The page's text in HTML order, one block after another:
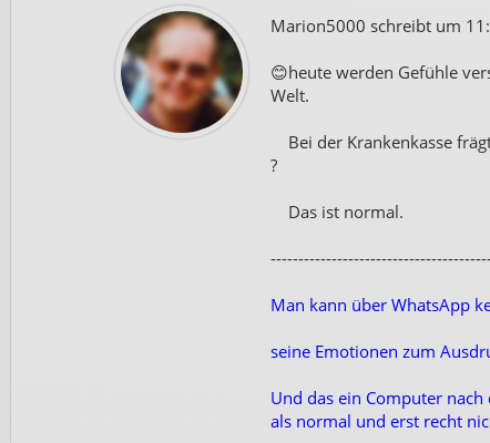
Marion5000 schreibt um
😊heute werden Gefühle
Welt.
Bei der Krankenkasse
?
Das ist normal.
Man kann über WhatsApp
seine Emotionen zum
Und das ein Computer
als normal und erst recht